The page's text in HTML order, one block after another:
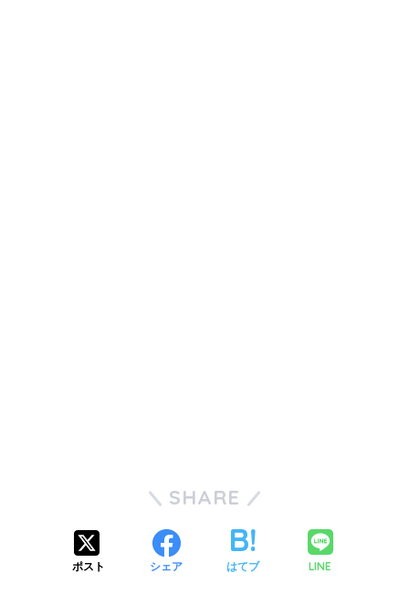
SHARE
ポスト シェア はてブ LINE